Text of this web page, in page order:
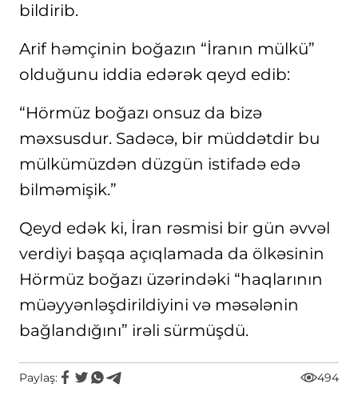
bildirib.
Arif həmçinin boğazın “İranın mülkü”
olduğunu iddia edərək qeyd edib:
“Hörmüz boğazı onsuz da bizə
məxsusdur. Sadəcə, bir müddətdir bu
mülkümüzdən düzgün istifadə edə
bilməmişik.”
Qeyd edək ki, İran rəsmisi bir gün əvvəl
verdiyi başqa açıqlamada da ölkəsinin
Hörmüz boğazı üzərindəki “haqlarının
müəyyənləşdirildiyini və məsələnin
bağlandığını” irəli sürmüşdü.
Paylaş: 494